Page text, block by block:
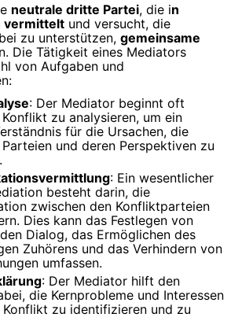
neutrale dritte Partei, die in
vermittelt und versucht, die
zu unterstützen, gemeinsame
Die Tätigkeit eines Mediators
von Aufgaben und
: Der Mediator beginnt oft
zu analysieren, um ein
für die Ursachen, die
und deren Perspektiven zu
: Ein wesentlicher
besteht darin, die
zwischen den Konfliktparteien
Dies kann das Festlegen von
Dialog, das Ermöglichen des
Zuhörens und das Verhindern von
umfassen.
: Der Mediator hilft den
die Kernprobleme und Interessen
zu identifizieren und zu